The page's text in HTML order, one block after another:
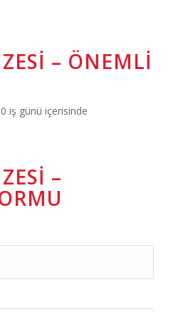
– ÖNEMLI
iş günü içerisinde
–